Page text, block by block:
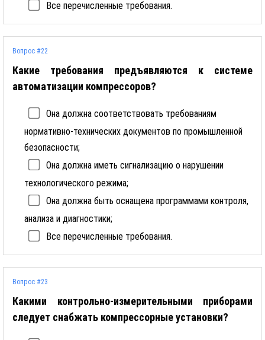
Все перечисленные требования.
Вопрос #22
Какие требования предъявляются к системе
автоматизации компрессоров?
Она должна соответствовать требованиям
нормативно-технических документов по промышленной
безопасности;
Она должна иметь сигнализацию о нарушении
технологического режима;
Она должна быть оснащена программами контроля,
анализа и диагностики;
Все перечисленные требования.
Вопрос #23
Какими контрольно-измерительными приборами
следует снабжать компрессорные установки?